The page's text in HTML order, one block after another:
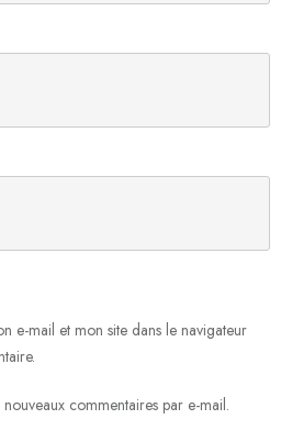
e-mail et mon site dans le navigateur
commentaires par e-mail.